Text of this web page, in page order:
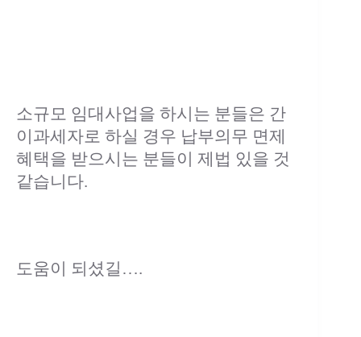
소규모 임대사업을 하시는 분들은 간
이과세자로 하실 경우 납부의무 면제
혜택을 받으시는 분들이 제법 있을 것
같습니다.
도움이 되셨길….